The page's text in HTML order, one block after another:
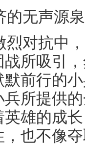
的无声源泉
烈对抗中
所吸引
前行的
所提供
雄的成
也不像